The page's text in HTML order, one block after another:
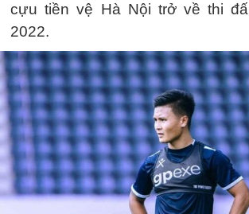
cựu tiền vệ Hà Nội trở về thi
2022.